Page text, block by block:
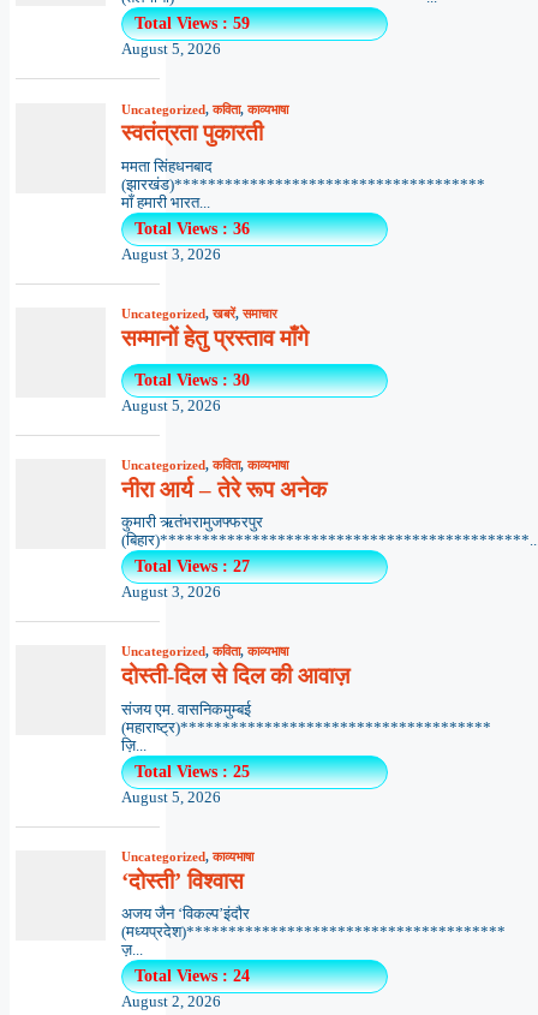
Total Views : 59
August 5, 2026
Uncategorized,कविता,काव्यभाषा
स्वतंत्रता पुकारती
ममता सिंहधनबाद
(झारखंड)*************************************
माँ हमारी भारत...
Total Views : 36
August 3, 2026
Uncategorized,खबरें,समाचार
सम्मानों हेतु प्रस्ताव माँगे
Total Views : 30
August 5, 2026
Uncategorized,कविता,काव्यभाषा
नीरा आर्य – तेरे रूप अनेक
कुमारी ऋतंभरामुजफ्फरपुर
Total Views : 27
August 3, 2026
Uncategorized,कविता,काव्यभाषा
दोस्ती-दिल से दिल की आवाज़
संजय एम. वासनिकमुम्बई
(महाराष्ट्र)*************************************
ज़ि...
Total Views : 25
August 5, 2026
Uncategorized,काव्यभाषा
‘दोस्ती’ विश्वास
अजय जैन ‘विकल्प’इंदौर
(मध्यप्रदेश)**************************************
ज़...
Total Views : 24
August 2, 2026